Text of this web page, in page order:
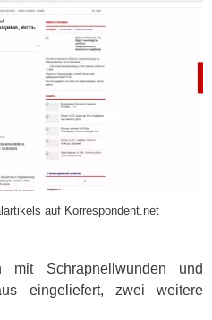
auf Korrespondent.net
mit Schrapnellwunden und
eingeliefert, zwei weitere